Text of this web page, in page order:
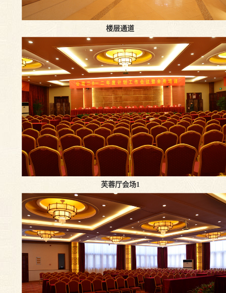
楼层通道
芙蓉厅会场1